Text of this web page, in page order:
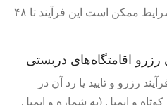
ممکن صورت پذیرد، اما بنا به شرایط ممکن است این فرآیند تا ۴۸
اقامتگاه‌های دربستی
رزرو و تایید یا رد آن در
و ایمیل (به شماره و ایمیل